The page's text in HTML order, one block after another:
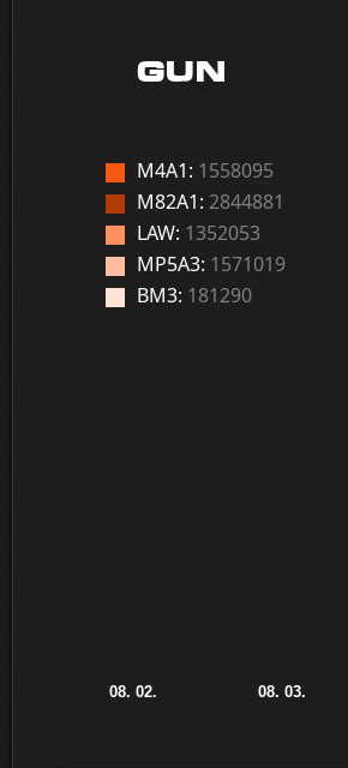
GUN
M4A1: 1558095
M82A1: 2844881
LAW: 1352053
MP5A3: 1571019
BM3: 181290